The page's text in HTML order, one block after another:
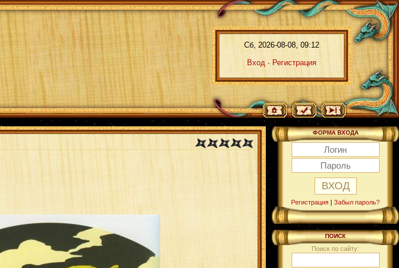
Сб, 2026-08-08, 09:12
Вход · Регистрация
ФОРМА ВХОДА
Регистрация | Забыл пароль?
ПОИСК
Поиск по сайту: